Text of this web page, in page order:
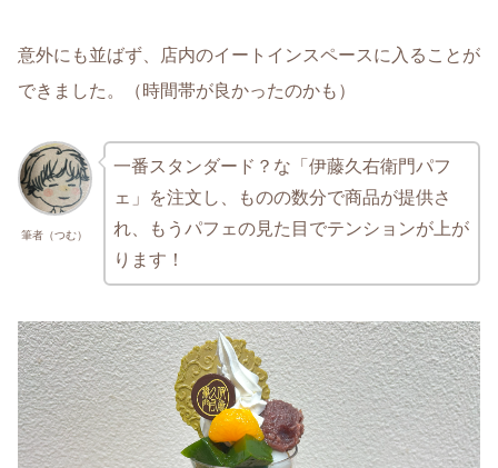
意外にも並ばず、店内のイートインスペースに入ることが
できました。（時間帯が良かったのかも）
筆者（つむ）
一番スタンダード？な「伊藤久右衛門パフ
ェ」を注文し、ものの数分で商品が提供さ
れ、もうパフェの見た目でテンションが上が
ります！